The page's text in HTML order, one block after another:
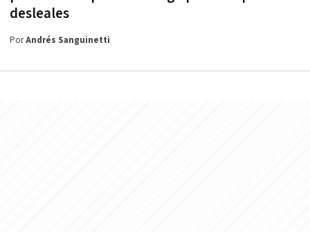
desleales
PorAndrés Sanguinetti